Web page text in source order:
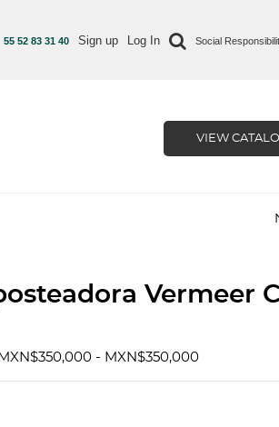
55 52 83 31 40 Sign up Log In Social
VIEW
Vermeer
- MXN$350,000